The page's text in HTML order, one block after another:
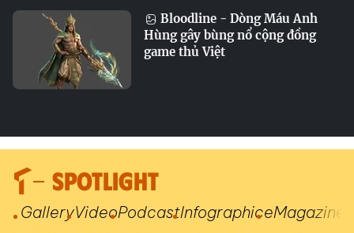
Bloodline - Dòng Máu Anh
Hùng gây bùng nổ cộng đồng
game thủ Việt
SPOTLIGHT
GalleryVideoPodcastInfographiceMagazine